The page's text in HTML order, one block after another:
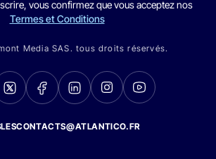
vous confirmez que vous acceptez nos
Termes et Conditions
Media SAS. tous droits réservés.